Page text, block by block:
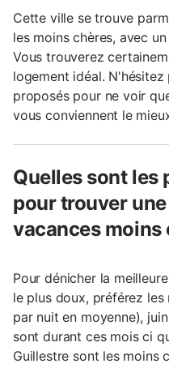
Cette ville se trouve
les moins chères, avec
Vous trouverez
logement idéal.
proposés pour ne voir
vous conviennent le
Quelles sont les
pour trouver
vacances moins
Pour dénicher la
le plus doux, préférez
par nuit en moyenne),
sont durant ces mois ci
Guillestre sont les moins